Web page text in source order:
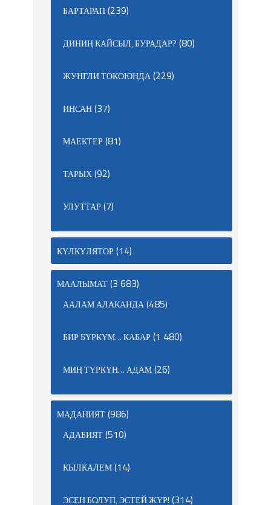
БАРТАРАП(239)
ДИНИҢ КАЙСЫЛ, БУРАДАР? (80)
ЖУНГЛИ ТОКОЮНДА(229)
ИНСАН(37)
МАЕКТЕР(81)
ТАРЫХ(92)
УЛУТТАР(7)
КҮЛКҮЛЯТОР(14)
МААЛЫМАТ(3 683)
ААЛАМ АЛАКАНДА(485)
БИР БҮРКҮМ… КАБАР(1 480)
МИҢ ТҮРКҮН… АДАМ(26)
МАДАНИЯТ(986)
АДАБИЯТ(510)
КЫЛКАЛЕМ(14)
ЭСЕН БОЛУП, ЭСТЕЙ ЖҮР! (314)